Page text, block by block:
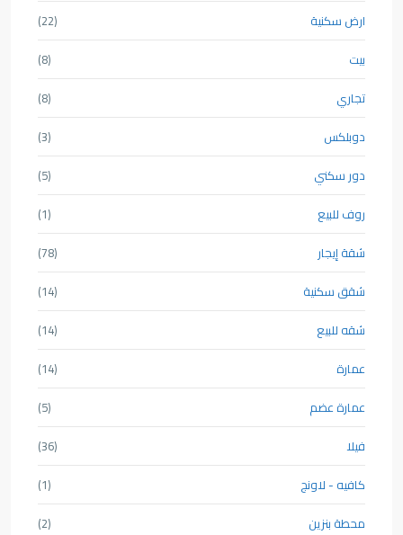
ارض سكنية
(22)
بيت
(8)
تجاري
(8)
دوبلكس
(3)
دور سكني
(5)
روف للبيع
(1)
شقة إيجار
(78)
شقق سكنية
(14)
شقه للبيع
(14)
عمارة
(14)
عمارة عضم
(5)
فيلا
(36)
كافيه - لاونج
(1)
محطة بنزين
(2)